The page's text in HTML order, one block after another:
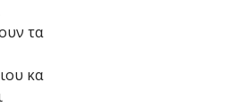
τα
κα